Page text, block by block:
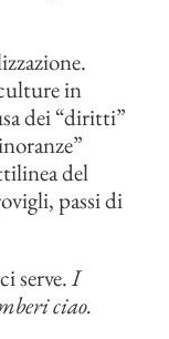
in
dei “diritti”
del
passi di
serve.I
ciao.